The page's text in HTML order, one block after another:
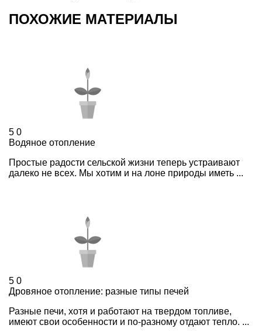
ПОХОЖИЕ МАТЕРИАЛЫ
5 0
Водяное отопление
Простые радости сельской жизни теперь устраивают
далеко не всех. Мы хотим и на лоне природы иметь ...
5 0
Дровяное отопление: разные типы печей
Разные печи, хотя и работают на твердом топливе,
имеют свои особенности и по-разному отдают тепло. ...